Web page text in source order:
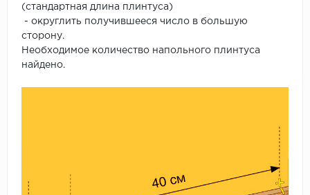
(стандартная длина плинтуса)
- округлить получившееся число в большую
сторону.
Необходимое количество напольного плинтуса
найдено.